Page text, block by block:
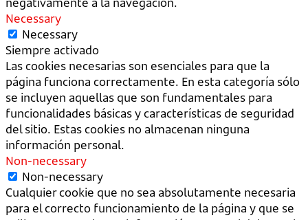
Necessary
Necessary
Siempre activado
Las cookies necesarias son esenciales para que la
página funciona correctamente. En esta categoría sólo
se incluyen aquellas que son fundamentales para
funcionalidades básicas y características de seguridad
del sitio. Estas cookies no almacenan ninguna
información personal.
Non-necessary
Non-necessary
Cualquier cookie que no sea absolutamente necesaria
para el correcto funcionamiento de la página y que se